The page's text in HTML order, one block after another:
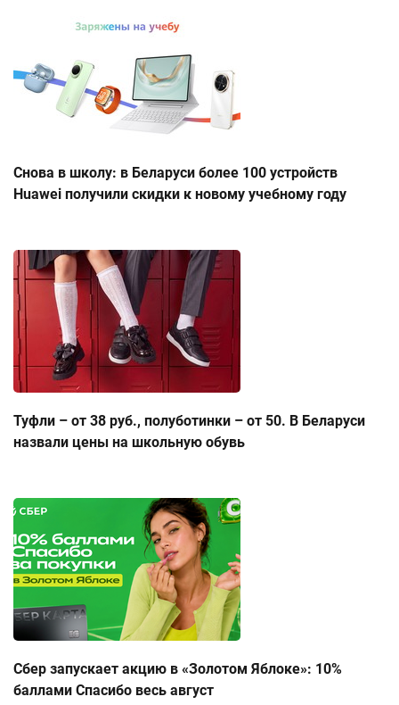
Снова в школу: в Беларуси более 100 устройств
Huawei получили скидки к новому учебному году
Туфли – от 38 руб., полуботинки – от 50. В Беларуси
назвали цены на школьную обувь
Сбер запускает акцию в «Золотом Яблоке»: 10%
баллами Спасибо весь август